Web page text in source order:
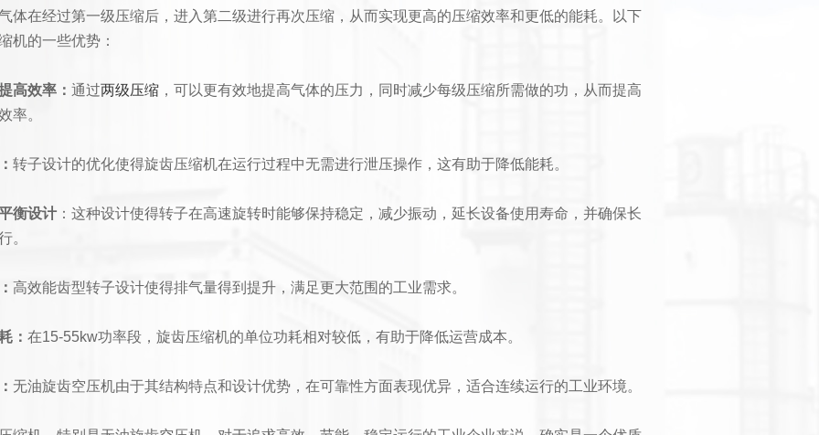
体在经过第一级压缩后，进入第二级进行再次压缩，从而实现更高的压缩效率和更低的能耗。以下
机的一些优势：
高效率： 通过两级压缩 ，可以更有效地提高气体的压力，同时减少每级压缩所需做的功，从而提高
率。
转子设计的优化使得旋齿压缩机在运行过程中无需进行泄压操作，这有助于降低能耗。
衡设计 ：这种设计使得转子在高速旋转时能够保持稳定，减少振动，延长设备使用寿命，并确保长
。
高效能齿型转子设计使得排气量得到提升，满足更大范围的工业需求。
： 在15-55kw功率段，旋齿压缩机的单位功耗相对较低，有助于降低运营成本。
无油旋齿空压机由于其结构特点和设计优势，在可靠性方面表现优异，适合连续运行的工业环境。